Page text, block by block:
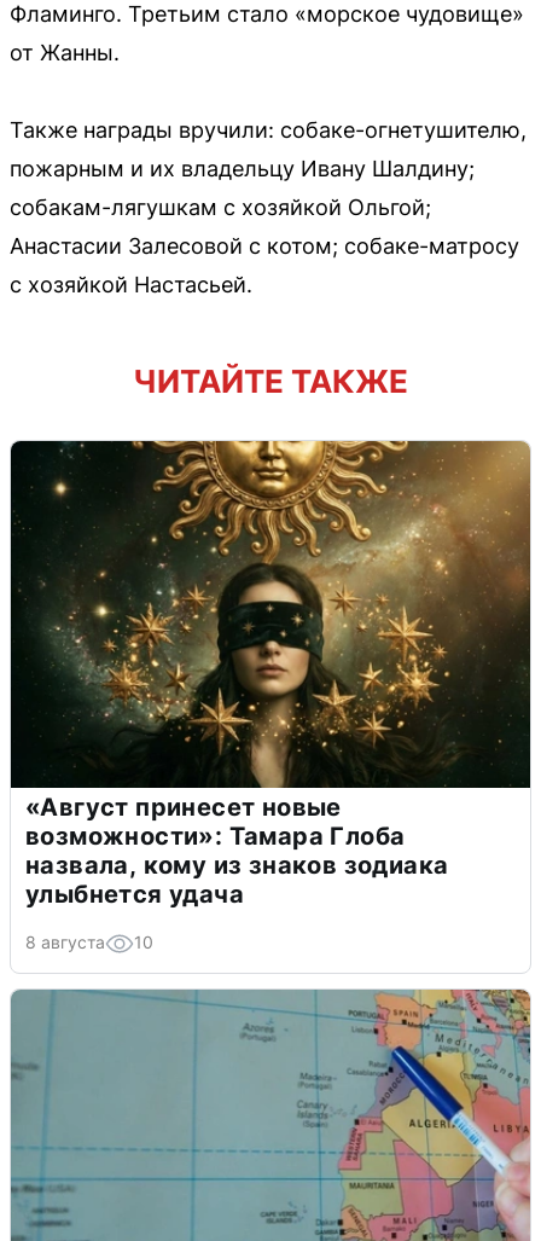
Фламинго. Третьим стало «морское чудовище»
от Жанны.
Также награды вручили: собаке-огнетушителю,
пожарным и их владельцу Ивану Шалдину;
собакам-лягушкам с хозяйкой Ольгой;
Анастасии Залесовой с котом; собаке-матросу
с хозяйкой Настасьей.
ЧИТАЙТЕ ТАКЖЕ
«Август принесет новые
возможности»: Тамара Глоба
назвала, кому из знаков зодиака
улыбнется удача
8 августа 10